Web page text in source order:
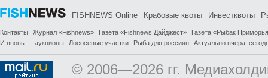
FISHNEWS Online Крабовые квоты Инвестквоты
Контакты Журнал «Fishnews» Газета «Fishnews Дайджест»
Газета «Рыбак
И вновь — аукционы
Лососевые участки Рыба для россиян Актуально вчера,
© 2006—2026 гг.